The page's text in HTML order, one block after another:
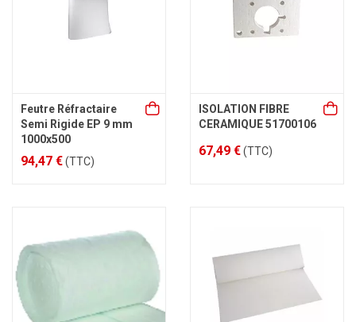
Feutre Réfractaire
Semi Rigide EP 9 mm
1000x500
94,47 €(TTC)
ISOLATION FIBRE
CERAMIQUE 51700106
67,49 €(TTC)